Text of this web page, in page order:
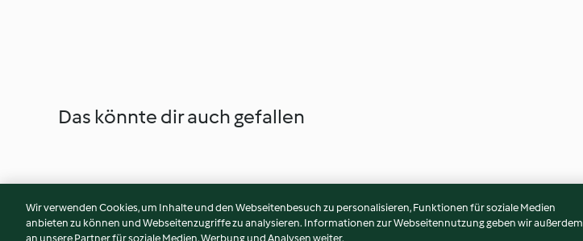
Das könnte dir auch gefallen
Wir verwenden Cookies, um Inhalte und den Webseitenbesuch zu personalisieren, Funktionen für soziale Medien
anbieten zu können und Webseitenzugriffe zu analysieren. Informationen zur Webseitennutzung geben wir außerdem
an unsere Partner für soziale Medien, Werbung und Analysen weiter.